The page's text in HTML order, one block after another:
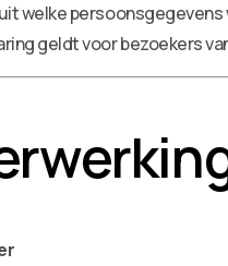
welke
geldt voor bezoekers